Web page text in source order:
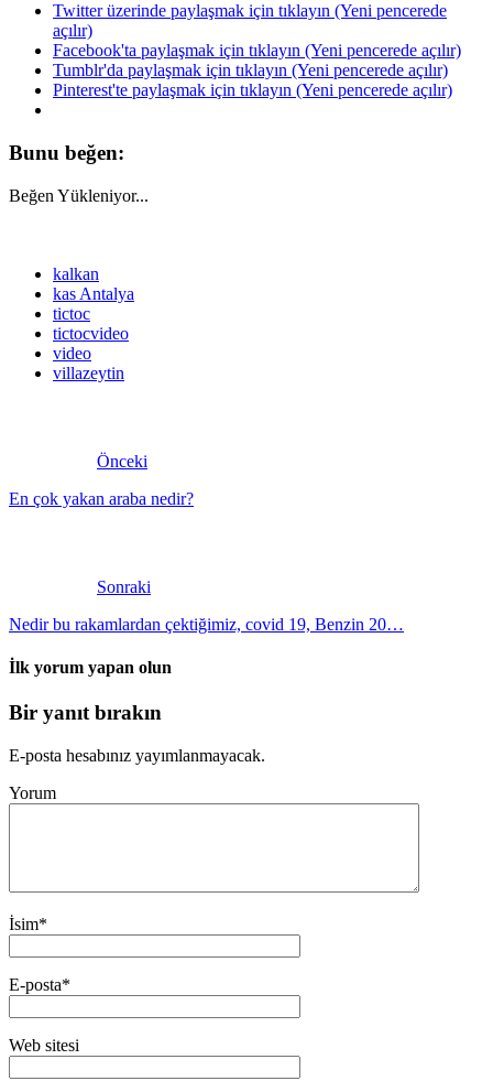
Twitter üzerinde paylaşmak için tıklayın (Yeni pencerede
açılır)
Facebook'ta paylaşmak için tıklayın (Yeni pencerede açılır)
Tumblr'da paylaşmak için tıklayın (Yeni pencerede açılır)
Pinterest'te paylaşmak için tıklayın (Yeni pencerede açılır)
Bunu beğen:
Beğen Yükleniyor...
kalkan
kas Antalya
tictoc
tictocvideo
video
villazeytin
Önceki
En çok yakan araba nedir?
Sonraki
Nedir bu rakamlardan çektiğimiz, covid 19, Benzin 20…
İlk yorum yapan olun
Bir yanıt bırakın
E-posta hesabınız yayımlanmayacak.
Yorum
İsim*
E-posta*
Web sitesi